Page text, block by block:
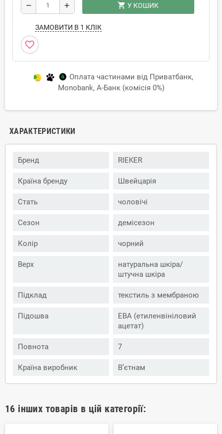
remove add shopping_cart У КОШИК
ЗАМОВИТИ В 1 КЛІК
favorite_border
Оплата частинами від Приватбанк,
Monobank, А-Банк (комісія 0%)
ХАРАКТЕРИСТИКИ
Бренд RIEKER
Країна бренду Швейцарія
Стать чоловічі
Сезон демісезон
Колір чорний
Верх
натуральна шкіра/
штучна шкіра
Підклад текстиль з мембраною
Підошва
ЕВА (етиленвініловий
ацетат)
Повнота 7
Країна виробник В’єтнам
16 інших товарів в цій категорії: